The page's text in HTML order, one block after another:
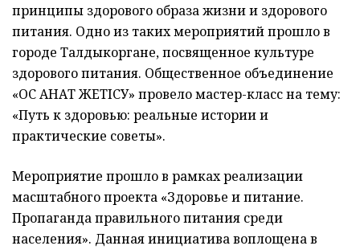
принципы здорового образа жизни и здорового
питания. Одно из таких мероприятий прошло в
городе Талдыкоргане, посвященное культуре
здорового питания. Общественное объединение
«ҚОС ҚАНАТ ЖЕТІСУ» провело мастер-класс на тему:
«Путь к здоровью: реальные истории и
практические советы».
Мероприятие прошло в рамках реализации
масштабного проекта «Здоровье и питание.
Пропаганда правильного питания среди
населения». Данная инициатива воплощена в